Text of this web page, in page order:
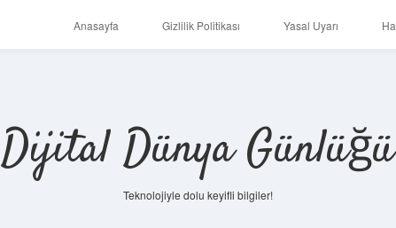
Anasayfa Gizlilik Politikası Yasal Uyarı
Dijital Dünya Günlüğü
Teknolojiyle dolu keyifli bilgiler!